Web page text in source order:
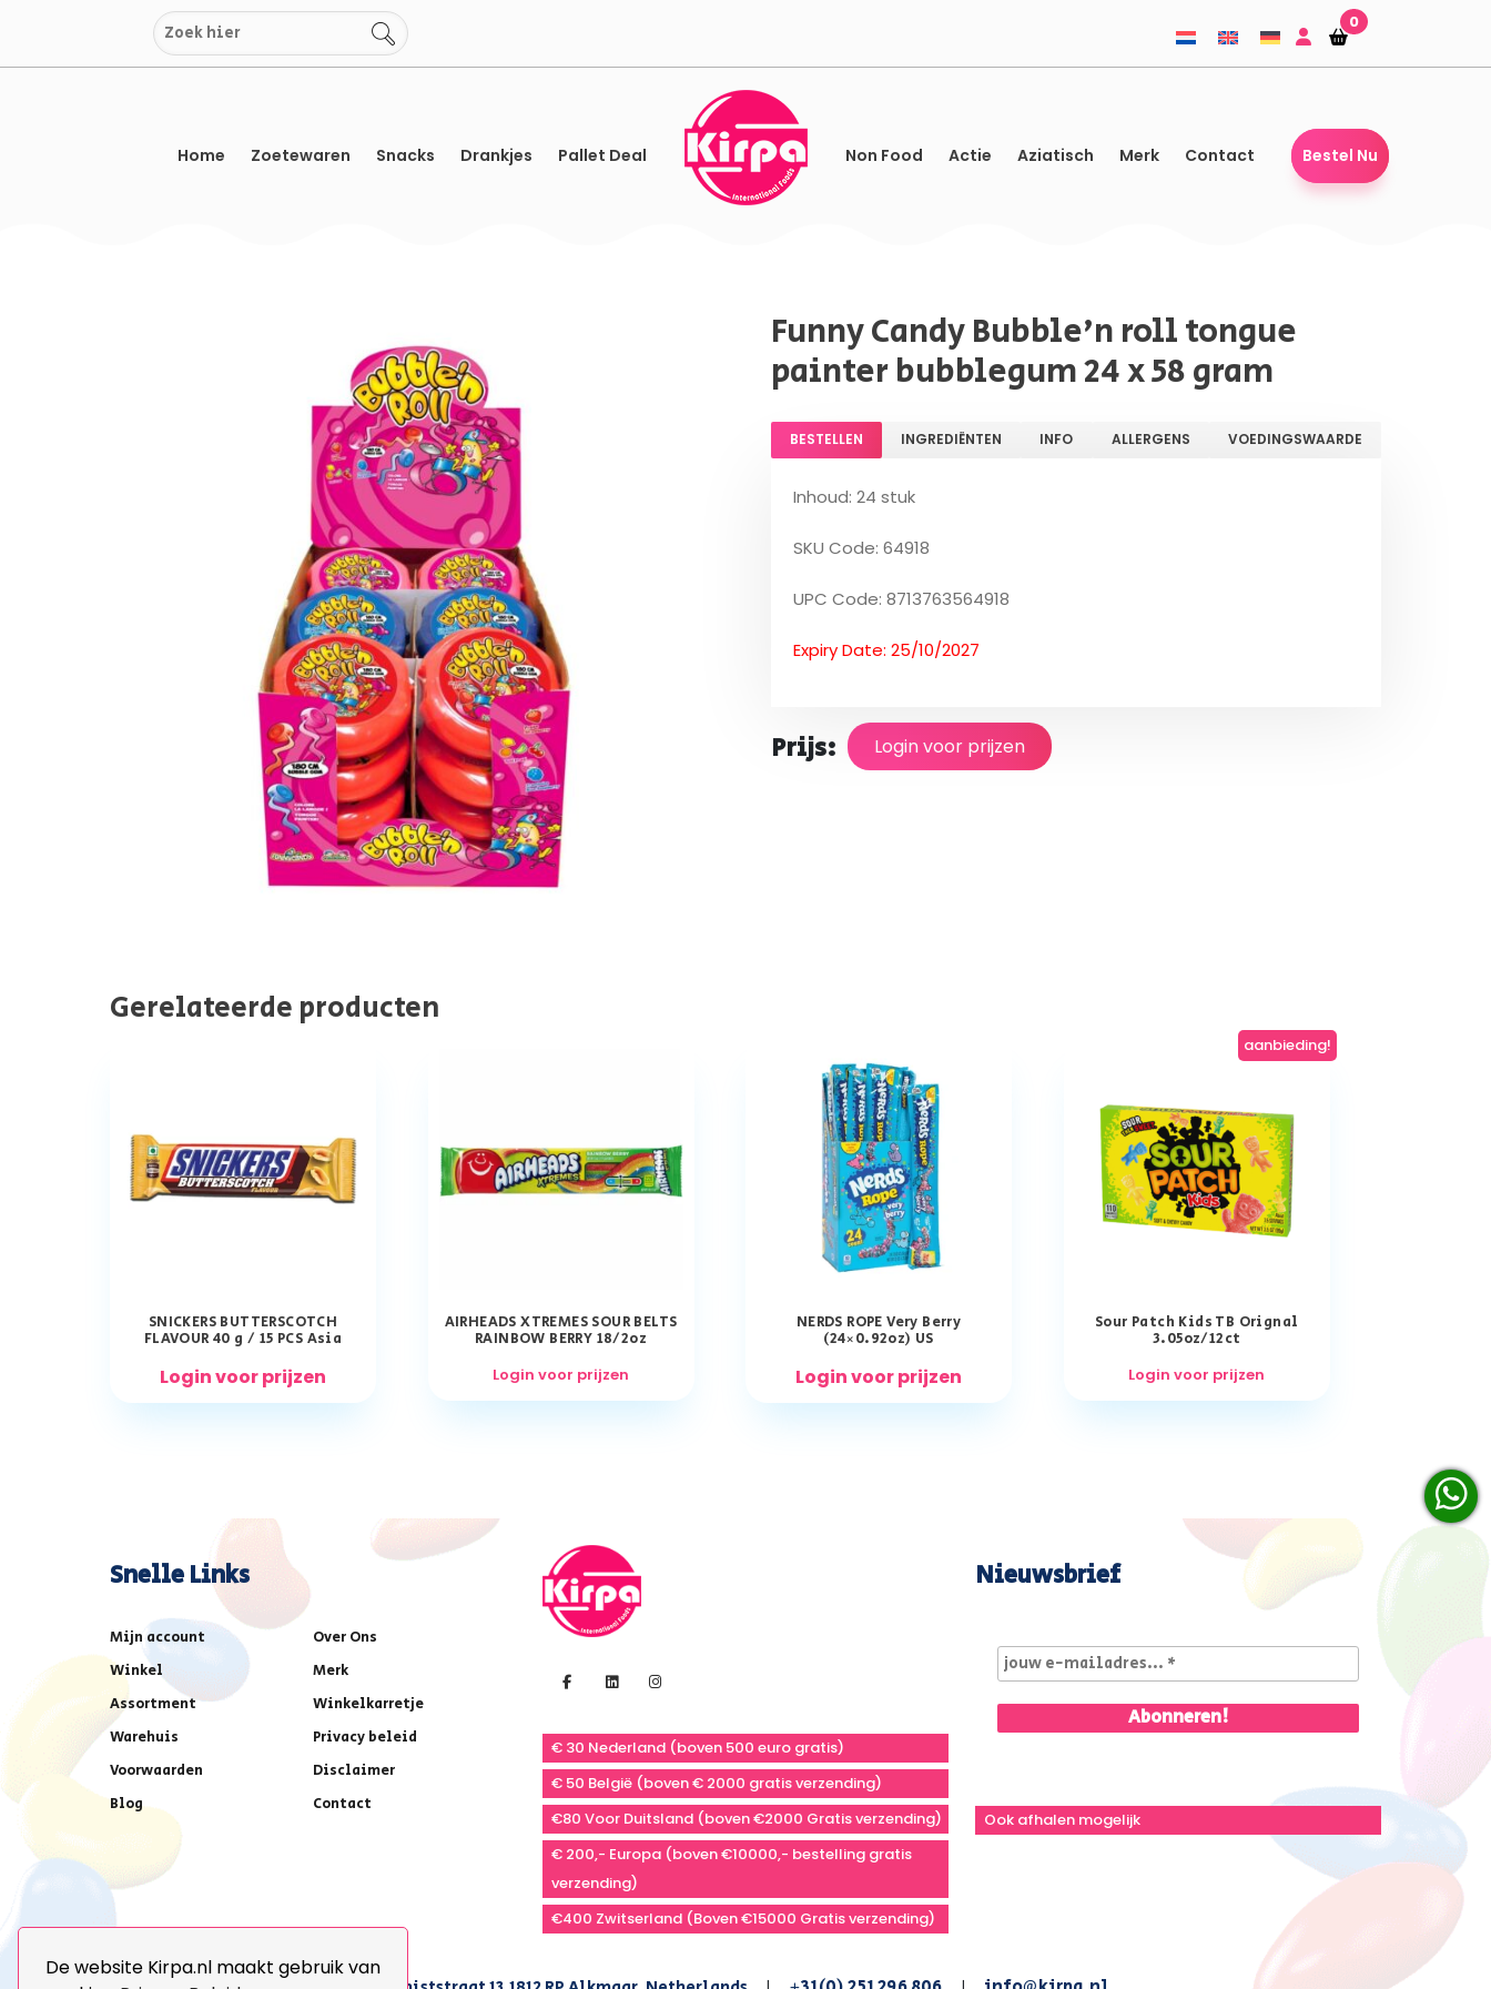
De website Kirpa.nl maakt gebruik van
inhoud
Winkelmandje
Winkelmandje
0
Home Zoetewaren Snacks Drankjes Pallet Deal Non Food Actie Aziatisch Merk Contact Bestel Nu
Funny Candy Bubble'n roll tongue
painter bubblegum 24 x 58 gram
BESTELLEN INGREDIËNTEN INFO ALLERGENS VOEDINGSWAARDE
Inhoud: 24 stuk
SKU Code: 64918
UPC Code: 8713763564918
Expiry Date: 25/10/2027
Prijs: Login voor prijzen
Gerelateerde producten
SNICKERS BUTTERSCOTCH
FLAVOUR 40 g / 15 PCS Asia
Login voor prijzen
AIRHEADS XTREMES SOUR BELTS
RAINBOW BERRY 18/2oz
Login voor prijzen
NERDS ROPE Very Berry
(24×0.92oz) US
Login voor prijzen
aanbieding!
Sour Patch Kids TB Orignal
3.05oz/12ct
Login voor prijzen
Snelle Links
Mijn account
Over Ons
Winkel
Merk
Assortment
Winkelkarretje
Warehuis
Privacy beleid
Voorwaarden
Disclaimer
Blog
Contact
€ 30 Nederland (boven 500 euro gratis)
€ 50 België (boven € 2000 gratis verzending)
€80 Voor Duitsland (boven €2000 Gratis verzending)
€ 200,- Europa (boven €10000,- bestelling gratis
verzending)
€400 Zwitserland (Boven €15000 Gratis verzending)
Nieuwsbrief
Ook afhalen mogelijk